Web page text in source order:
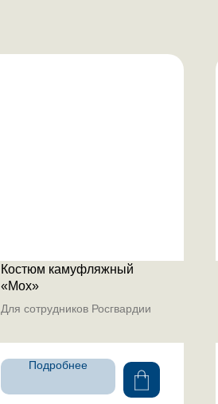
Костюм камуфляжный
«Мох»
Для сотрудников Росгвардии
Подробнее